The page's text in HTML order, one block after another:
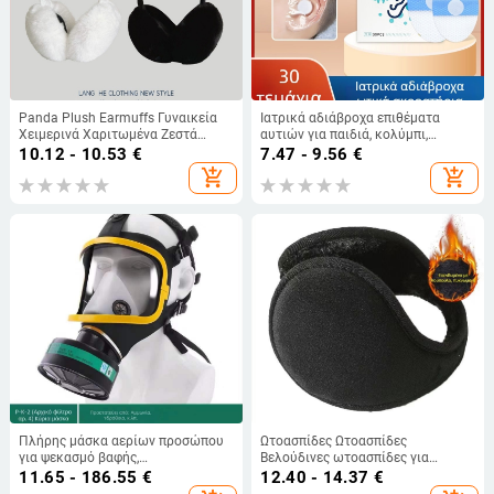
Panda Plush Earmuffs Γυναικεία
Χειμερινά Χαριτωμένα Ζεστά
Αντιψυκτικά Αυτιά Προστασίας
Αυτιών Αντιανεμικά Ακουστικά
2024 Νέα Φθινοπωρινή και
10.12 - 10.53 €
add_shopping_cart
Ιατρικά αδιάβροχα επιθέματα
αυτιών για παιδιά, κολύμπι,
νεογέννητα, μπάνιο μωρού,
ενήλικες, τρύπα μέσου αυτιού,
ωτοασπίδες προστασίας αυτιών
7.47 - 9.56 €
add_shopping_cart
Πλήρης μάσκα αερίων προσώπου
για ψεκασμό βαφής,
φυτοφαρμάκων και χημικών —
προστασία από τολουένιο, φωτιά,
11.65 - 186.55 €
Ωτοασπίδες Ωτοασπίδες
Βελούδινες ωτοασπίδες για
άνδρες και γυναίκες Χειμερινές
ζεστές ωτοασπίδες για τα πίσω
12.40 - 14.37 €